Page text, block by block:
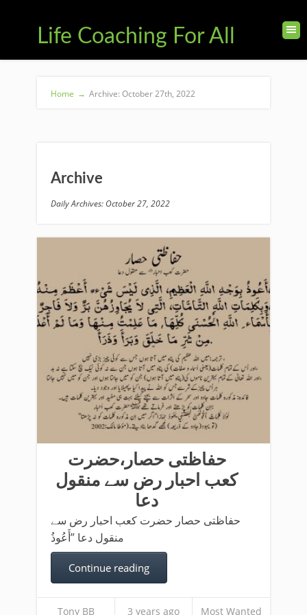
Life Coaching For All
Home → Archive: October 27th, 2022
Archive
Daily Archives: October 27, 2022
حفاظتی حصار،حضرت
کعب احبار رض سے منقول
دعا
حفاظتی حصار حضرت کعب احبار رض سے
منقول دعا ”أَعُوذُ
Continue reading
Tony BB 3 years ago Most Wanted